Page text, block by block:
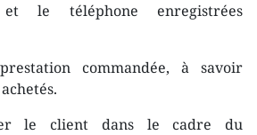
le téléphone enregistrées
commandée, à savoir
le client dans le cadre du